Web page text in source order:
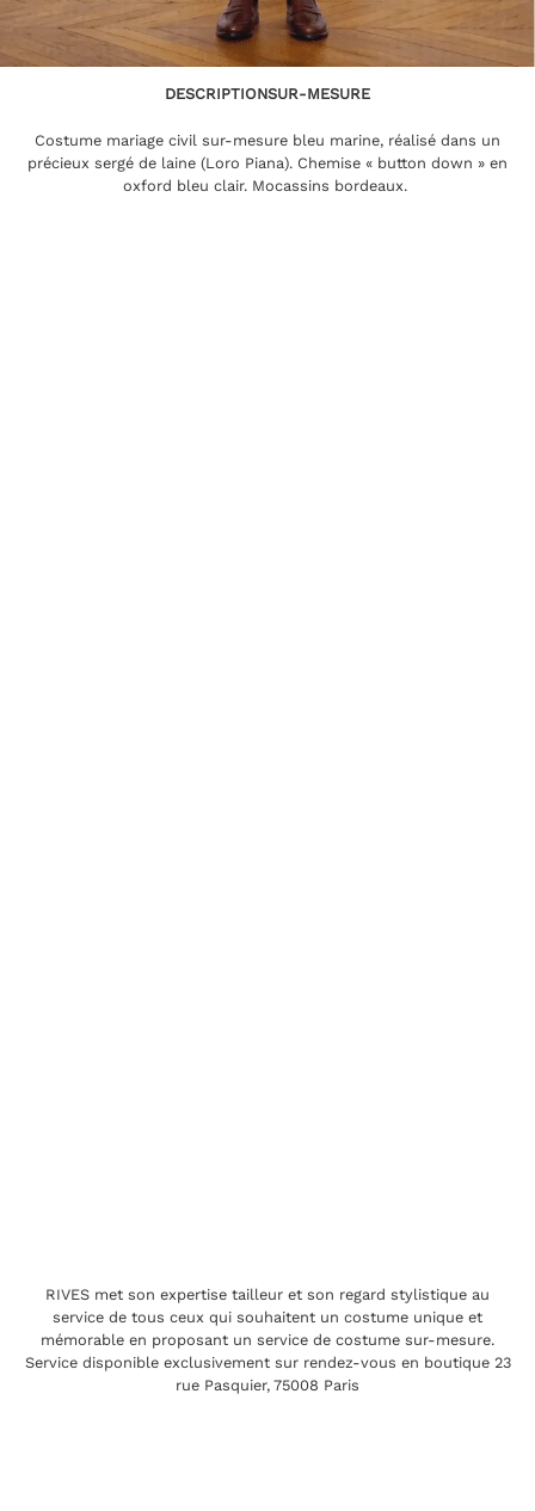
DESCRIPTIONSUR-MESURE
Costume mariage civil sur-mesure bleu marine, réalisé dans un
précieux sergé de laine (Loro Piana). Chemise « button down » en
oxford bleu clair. Mocassins bordeaux.
RIVES met son expertise tailleur et son regard stylistique au
service de tous ceux qui souhaitent un costume unique et
mémorable en proposant un service de costume sur-mesure.
Service disponible exclusivement sur rendez-vous en boutique 23
rue Pasquier, 75008 Paris